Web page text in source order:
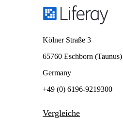
Kölner Straße 3
65760 Eschborn (Taunus)
Germany
+49 (0) 6196-9219300
Vergleiche